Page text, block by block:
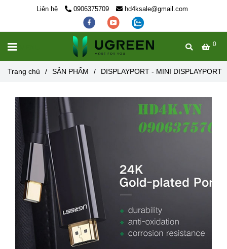
Liên hệ 0906375709 hd4ksale@gmail.com
0
Trang chủ / SẢN PHẨM / DISPLAYPORT - MINI DISPLAYPORT